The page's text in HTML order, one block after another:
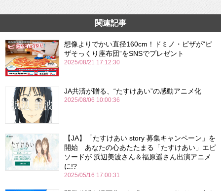
関連記事
想像よりでかい直径160cm！ドミノ・ピザが“ピ
ザそっくり座布団”をSNSでプレゼント
2025/08/21 17:12:30
JA共済が贈る、“たすけあい”の感動アニメ化
2025/08/06 10:00:36
【JA】「たすけあい story 募集キャンペーン」を
開始 あなたの心あたたまる「たすけあい」エピ
ソードが 浜辺美波さん＆福原遥さん出演アニメ
に!?
2025/05/16 17:00:31